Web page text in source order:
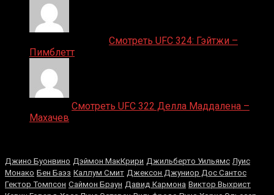
Смотреть UFC 324: Гэйтжи –
Пимблетт
Смотреть UFC 322 Делла Маддалена –
Махачев
Джино Буонвино Дэймон МакКрири Джильберто Уильямс Луис
Монако Бен Баэз Каллум Смит Джексон Джуниор Дос Сантос
Гектор Томпсон Саймон Браун Давид Кармона Виктор Выхрист